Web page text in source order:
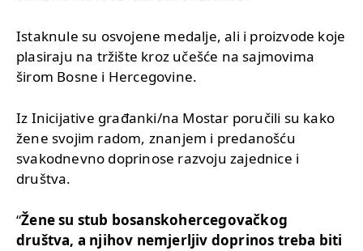
Istaknule su osvojene medalje, ali i proizvode koje
plasiraju na tržište kroz učešće na sajmovima
širom Bosne i Hercegovine.
Iz Inicijative građanki/na Mostar poručili su kako
žene svojim radom, znanjem i predanošću
svakodnevno doprinose razvoju zajednice i
društva.
“Žene su stub bosanskohercegovačkog
društva, a njihov nemjerljiv doprinos treba biti